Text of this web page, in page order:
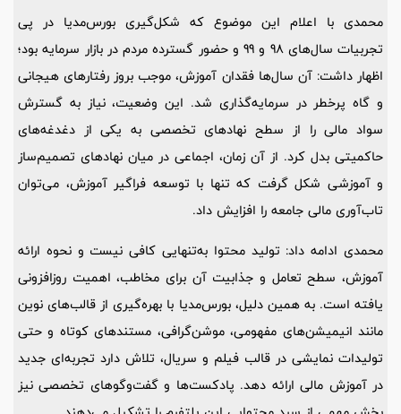
محمدی با اعلام این موضوع که شکل‌گیری بورس‌مدیا در پی
تجربیات سال‌های 98 و 99 و حضور گسترده مردم در بازار سرمایه بود؛
اظهار داشت: آن سال‌ها فقدان آموزش، موجب بروز رفتارهای هیجانی
و گاه پرخطر در سرمایه‌گذاری شد. این وضعیت، نیاز به گسترش
سواد مالی را از سطح نهادهای تخصصی به یکی از دغدغه‌های
حاکمیتی بدل کرد. از آن زمان، اجماعی در میان نهادهای تصمیم‌ساز
و آموزشی شکل گرفت که تنها با توسعه فراگیر آموزش، می‌توان
تاب‌آوری مالی جامعه را افزایش داد.
محمدی ادامه داد: تولید محتوا به‌تنهایی کافی نیست و نحوه ارائه
آموزش، سطح تعامل و جذابیت آن برای مخاطب، اهمیت روزافزونی
یافته است. به همین دلیل، بورس‌مدیا با بهره‌گیری از قالب‌های نوین
مانند انیمیشن‌های مفهومی، موشن‌گرافی، مستندهای کوتاه و حتی
تولیدات نمایشی در قالب فیلم و سریال، تلاش دارد تجربه‌ای جدید
در آموزش مالی ارائه دهد. پادکست‌ها و گفت‌وگوهای تخصصی نیز